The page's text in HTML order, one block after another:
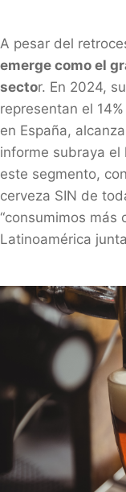
A pesar del
emerge como el
sector. En 2024,
representan el
en España,
informe subraya el
este segmento,
cerveza SIN de
“consumimos más
Latinoamérica